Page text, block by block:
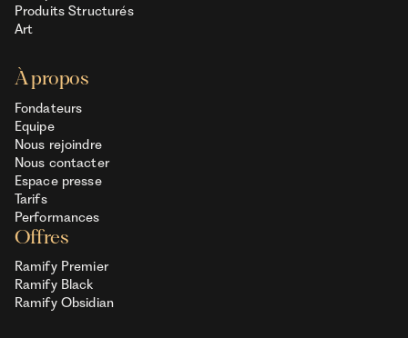
Produits Structurés
Art
À propos
Fondateurs
Equipe
Nous rejoindre
Nous contacter
Espace presse
Tarifs
Performances
Offres
Ramify Premier
Ramify Black
Ramify Obsidian